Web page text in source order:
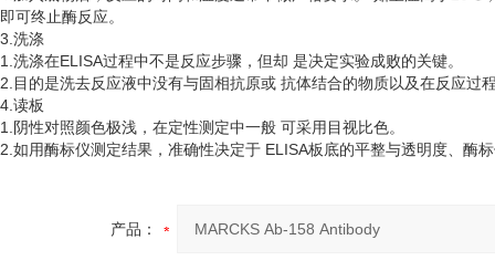
即可终止酶反应。
3.洗涤
1.洗涤在ELISA过程中不是反应步骤，但却 是决定实验成败的关键。
2.目的是洗去反应液中没有与固相抗原或 抗体结合的物质以及在反应过
4.读板
1.阴性对照颜色极浅，在定性测定中一般 可采用目视比色。
2.如用酶标仪测定结果，准确性决定于 ELISA板底的平整与透明度、酶
产品：